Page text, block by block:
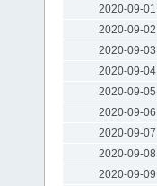
2020-09-01
2020-09-02
2020-09-03
2020-09-04
2020-09-05
2020-09-06
2020-09-07
2020-09-08
2020-09-09